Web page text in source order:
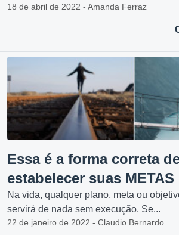
18 de abril de 2022 - Amanda Ferraz
Essa é a forma correta
estabelecer suas METAS
Na vida, qualquer plano, meta ou
servirá de nada sem execução. Se...
22 de janeiro de 2022 - Claudio Bernardo